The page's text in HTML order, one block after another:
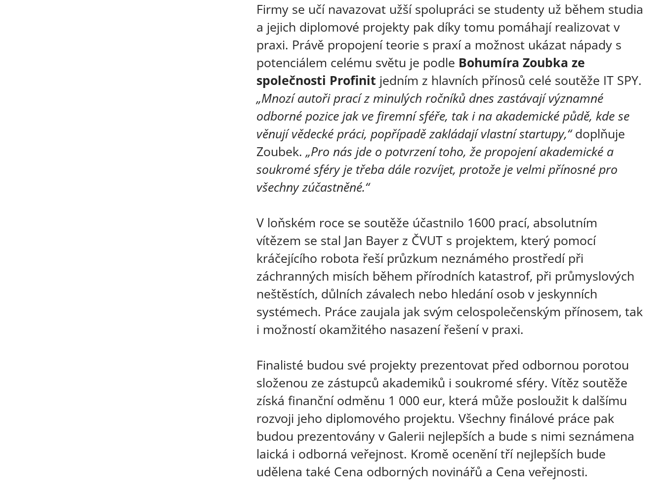
Firmy se učí navazovat užší spolupráci se studenty už během studia
a jejich diplomové projekty pak díky tomu pomáhají realizovat v
praxi. Právě propojení teorie s praxí a možnost ukázat nápady s
potenciálem celému světu je podle Bohumíra Zoubka ze
společnosti Profinit jedním z hlavních přínosů celé soutěže IT SPY.
„Mnozí autoři prací z minulých ročníků dnes zastávají významné
odborné pozice jak ve firemní sféře, tak i na akademické půdě, kde se
věnují vědecké práci, popřípadě zakládají vlastní startupy,“doplňuje
Zoubek. „Pro nás jde o potvrzení toho, že propojení akademické a
soukromé sféry je třeba dále rozvíjet, protože je velmi přínosné pro
všechny zúčastněné.“
V loňském roce se soutěže účastnilo 1600 prací, absolutním
vítězem se stal Jan Bayer z ČVUT s projektem, který pomocí
kráčejícího robota řeší průzkum neznámého prostředí při
záchranných misích během přírodních katastrof, při průmyslových
neštěstích, důlních závalech nebo hledání osob v jeskynních
systémech. Práce zaujala jak svým celospolečenským přínosem, tak
i možností okamžitého nasazení řešení v praxi.
Finalisté budou své projekty prezentovat před odbornou porotou
složenou ze zástupců akademiků i soukromé sféry. Vítěz soutěže
získá finanční odměnu 1 000 eur, která může posloužit k dalšímu
rozvoji jeho diplomového projektu. Všechny finálové práce pak
budou prezentovány v Galerii nejlepších a bude s nimi seznámena
laická i odborná veřejnost. Kromě ocenění tří nejlepších bude
udělena také Cena odborných novinářů a Cena veřejnosti.